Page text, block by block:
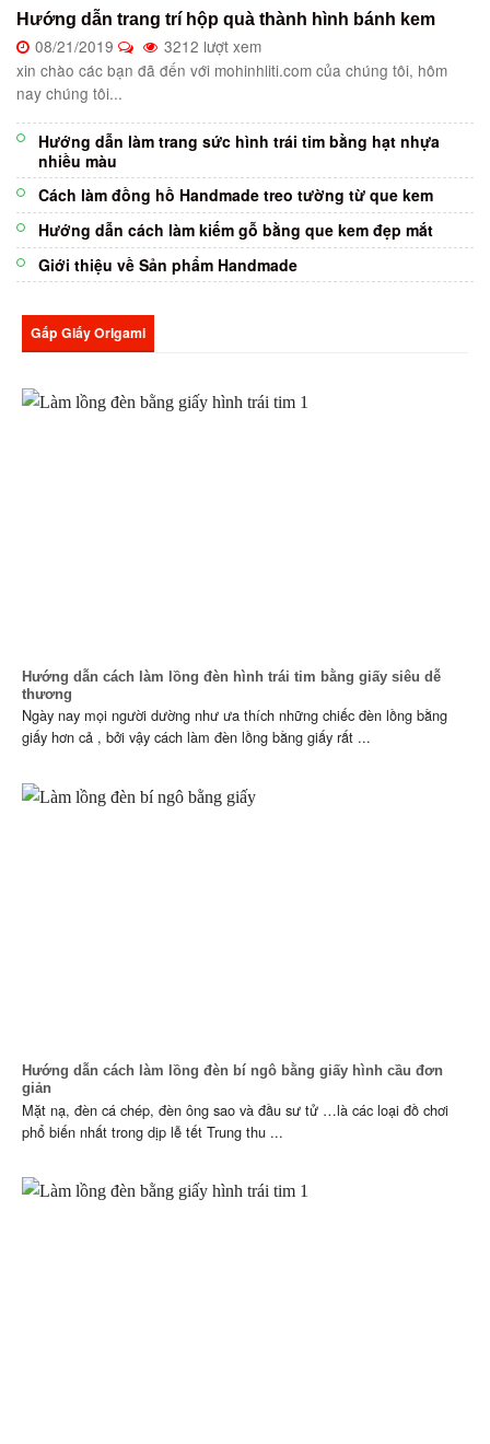
Hướng dẫn trang trí hộp quà thành hình bánh kem
08/21/2019
3212 lượt xem
xin chào các bạn đã đến với mohinhliti.com của chúng tôi, hôm
nay chúng tôi...
Hướng dẫn làm trang sức hình trái tim bằng hạt nhựa
nhiều màu
Cách làm đồng hồ Handmade treo tường từ que kem
Hướng dẫn cách làm kiếm gỗ bằng que kem đẹp mắt
Giới thiệu về Sản phẩm Handmade
Gấp Giấy Origami
Hướng dẫn cách làm lồng đèn hình trái tim bằng giấy siêu dễ
thương
Ngày nay mọi người dường như ưa thích những chiếc đèn lồng bằng
giấy hơn cả , bởi vậy cách làm đèn lồng bằng giấy rất ...
Hướng dẫn cách làm lồng đèn bí ngô bằng giấy hình cầu đơn
giản
Mặt nạ, đèn cá chép, đèn ông sao và đầu sư tử …là các loại đồ chơi
phổ biến nhất trong dịp lễ tết Trung thu ...